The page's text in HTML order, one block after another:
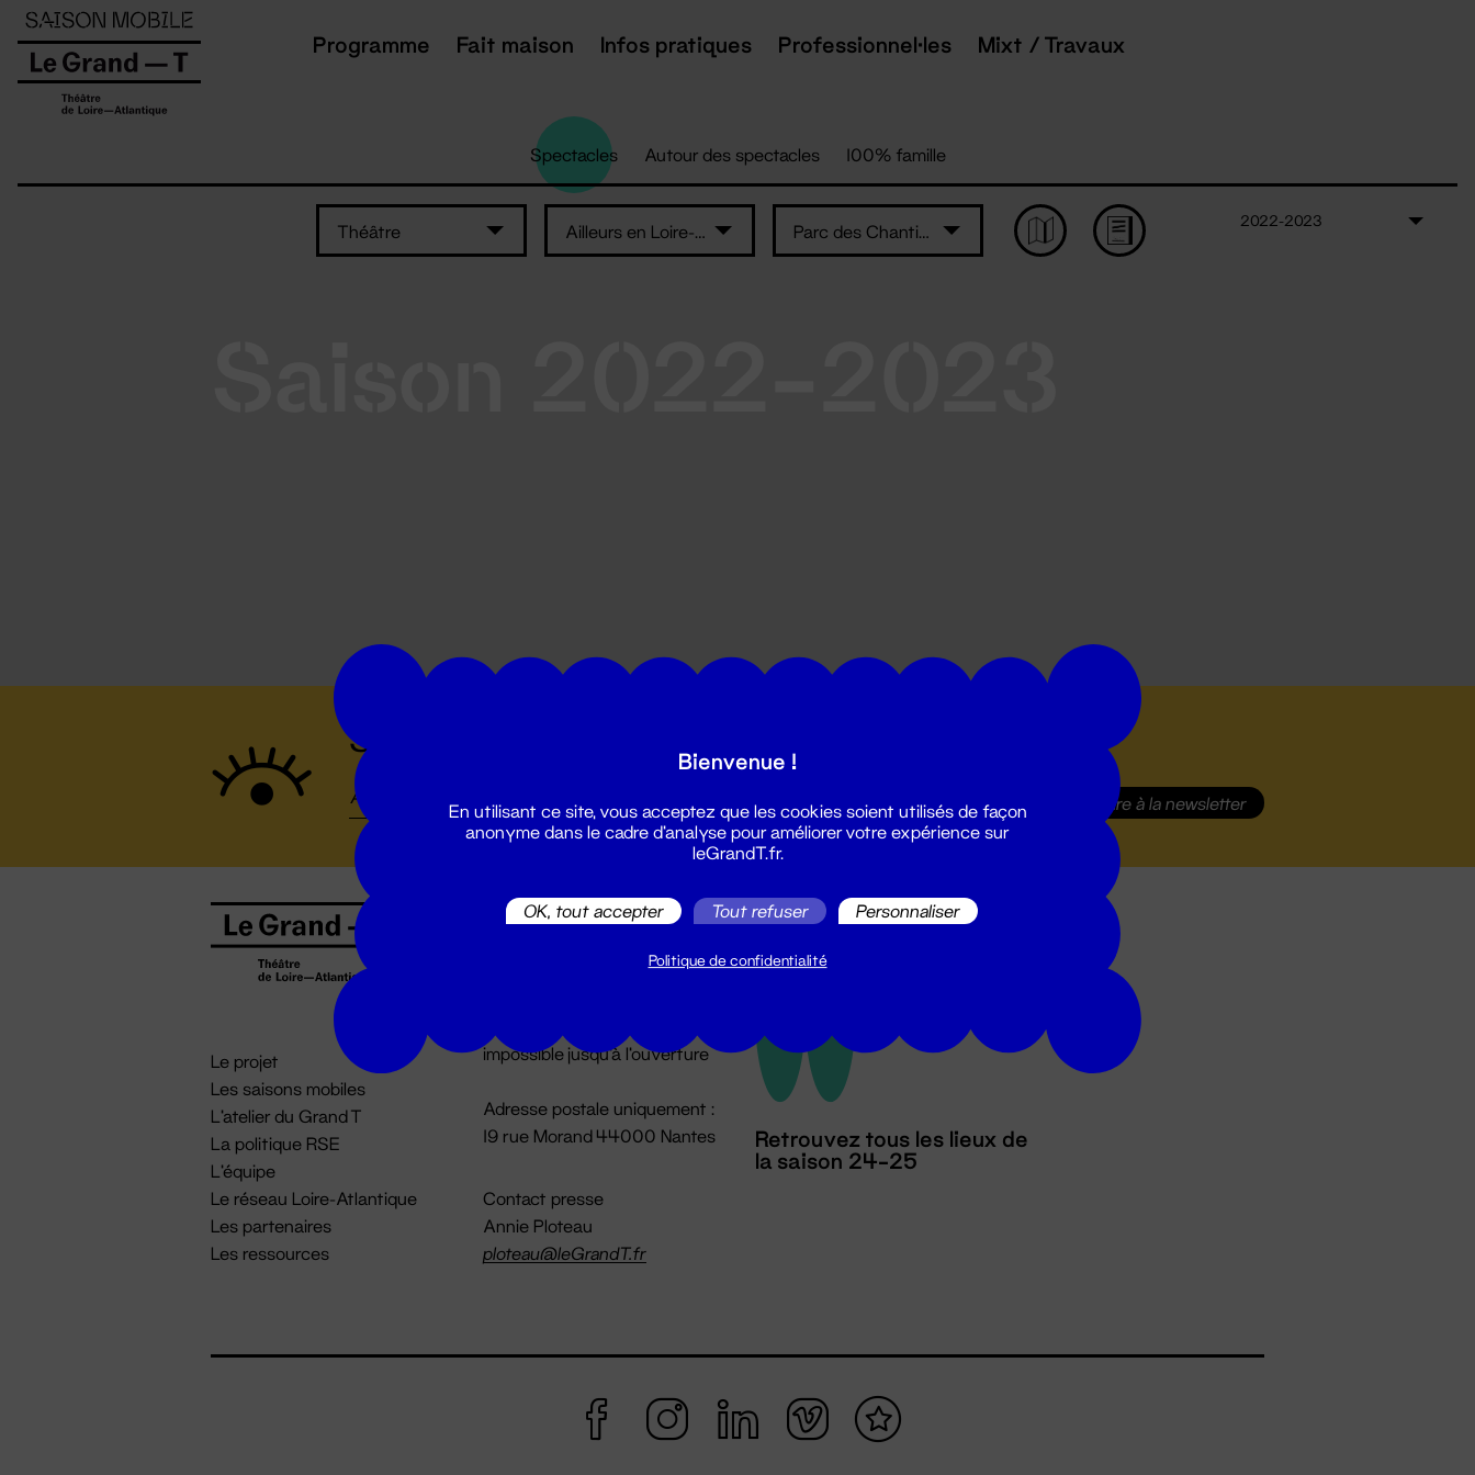
Programme Fait maison Infos pratiques Professionnel·les Mixt / Travaux
Spectacles Autour des spectacles 100% famille
Théâtre Ailleurs en Loire-Atlantique Parc des Chantiers — Île de Nantes
2022-2023
Suivez toutes les actualités du Grand T :
S'inscrire à la newsletter
Le projet
Les saisons mobiles
L'atelier du Grand T
La politique RSE
L'équipe
Le réseau Loire-Atlantique
Les partenaires
Les ressources
Billetterie
billetterie@leGrandT.fr
impossible jusqu'à l'ouverture
Adresse postale uniquement :
19 rue Morand 44000 Nantes
Contact presse
Annie Ploteau
ploteau@leGrandT.fr
Retrouvez tous les lieux de
la saison 24-25
Panneau de gestion des cookies
Bienvenue !
En utilisant ce site, vous acceptez que les cookies soient utilisés de façon
anonyme dans le cadre d'analyse pour améliorer votre expérience sur
leGrandT.fr.
OK, tout accepter Tout refuser Personnaliser
Politique de confidentialité